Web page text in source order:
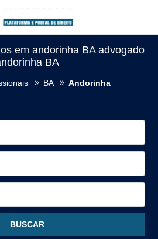
em andorinha BA advogado
BA
BA Andorinha